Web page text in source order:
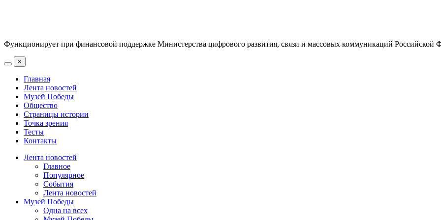
Функционирует при финансовой поддержке Министерства цифрового развития, связи и массовых коммуникаций Российской
×
Главная
Лента новостей
Музей Победы
Общество
Страницы истории
Точка зрения
Тесты
Контакты
Лента новостей
Главное
Популярное
События
Лента новостей
Музей Победы
Одна на всех